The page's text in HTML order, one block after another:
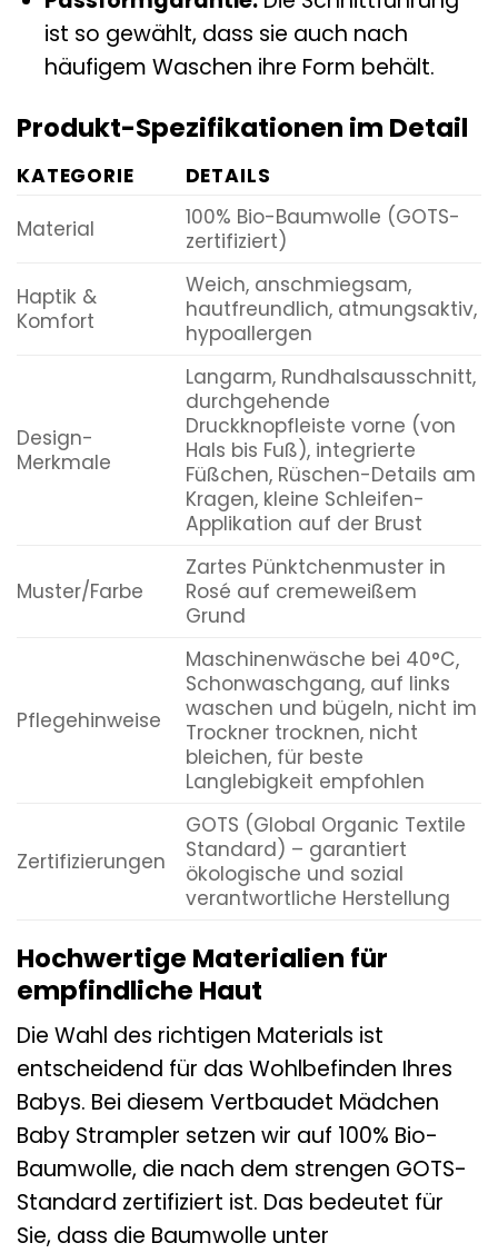
ist so gewählt, dass sie auch nach
häufigem Waschen ihre Form behält.
Produkt-Spezifikationen im Detail
KATEGORIE
DETAILS
Material
100% Bio-Baumwolle (GOTS-
zertifiziert)
Haptik &
Komfort
Weich, anschmiegsam,
hautfreundlich, atmungsaktiv,
hypoallergen
Design-
Merkmale
Langarm, Rundhalsausschnitt,
durchgehende
Druckknopfleiste vorne (von
Hals bis Fuß), integrierte
Füßchen, Rüschen-Details am
Kragen, kleine Schleifen-
Applikation auf der Brust
Muster/Farbe
Zartes Pünktchenmuster in
Rosé auf cremeweißem
Grund
Pflegehinweise
Maschinenwäsche bei 40°C,
Schonwaschgang, auf links
waschen und bügeln, nicht im
Trockner trocknen, nicht
bleichen, für beste
Langlebigkeit empfohlen
Zertifizierungen
GOTS (Global Organic Textile
Standard) – garantiert
ökologische und sozial
verantwortliche Herstellung
Hochwertige Materialien für
empfindliche Haut
Die Wahl des richtigen Materials ist
entscheidend für das Wohlbefinden Ihres
Babys. Bei diesem Vertbaudet Mädchen
Baby Strampler setzen wir auf 100% Bio-
Baumwolle, die nach dem strengen GOTS-
Standard zertifiziert ist. Das bedeutet für
Sie, dass die Baumwolle unter